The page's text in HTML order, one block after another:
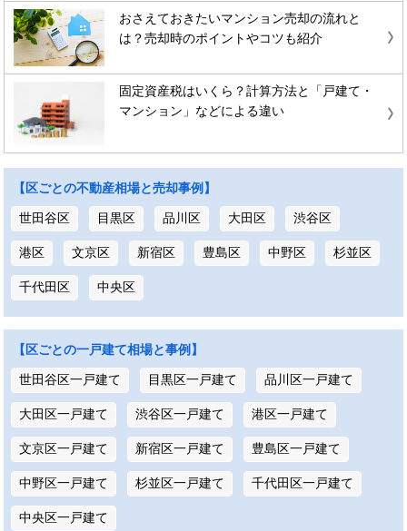
おさえておきたいマンション売却の流れと
は？売却時のポイントやコツも紹介
固定資産税はいくら？計算方法と「戸建て・
マンション」などによる違い
【区ごとの不動産相場と売却事例】
世田谷区 目黒区 品川区 大田区 渋谷区
港区 文京区 新宿区 豊島区 中野区 杉並区
千代田区 中央区
【区ごとの一戸建て相場と事例】
世田谷区一戸建て 目黒区一戸建て 品川区一戸建て
大田区一戸建て 渋谷区一戸建て 港区一戸建て
文京区一戸建て 新宿区一戸建て 豊島区一戸建て
中野区一戸建て 杉並区一戸建て 千代田区一戸建て
中央区一戸建て